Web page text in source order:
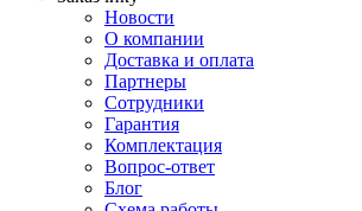
Новости
О компании
Доставка и оплата
Партнеры
Сотрудники
Гарантия
Комплектация
Вопрос-ответ
Блог